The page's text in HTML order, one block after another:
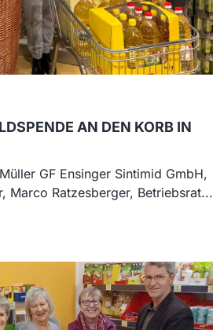
AN DEN KORB IN
GF Ensinger Sintimid GmbH,
Marco Ratzesberger, Betriebsrat...